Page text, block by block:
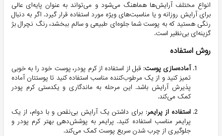
انواع مختلف آرایش‌ها هماهنگ می‌شود و می‌تواند به عنوان پایه‌ای عالی
برای آرایش روزانه و یا مناسبت‌های ویژه مورد استفاده قرار گیرد. اگر به دنبال
رنگی هستید که به پوست شما جلوه‌ای طبیعی و سالم ببخشد، رنگ نچرال بژ
گزینه‌ای بی‌نظیر است.
روش استفاده
آماده‌سازی پوست: قبل از استفاده از کرم پودر، پوست خود را به خوبی
تمیز کنید و از یک مرطوب‌کننده مناسب استفاده کنید تا پوستتان آماده
پذیرش آرایش باشد. این مرحله به ماندگاری و یکدستی کرم پودر
کمک می‌کند.
استفاده از پرایمر: برای داشتن یک آرایش بی‌نقص و با دوام، از یک
پرایمر مناسب استفاده کنید. پرایمر به پوشش‌دهی بهتر کرم پودر و
جلوگیری از چرب شدن سریع پوست کمک می‌کند.